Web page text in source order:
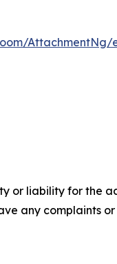
AttachmentNg/
or liability for the
any complaints